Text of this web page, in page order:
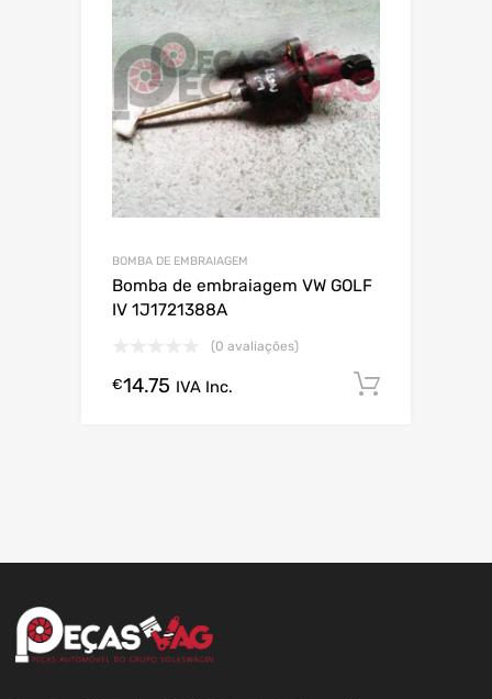
BOMBA DE EMBRAIAGEM
Bomba de embraiagem VW GOLF
IV 1J1721388A
(0 avaliações)
€14.75 IVA Inc.